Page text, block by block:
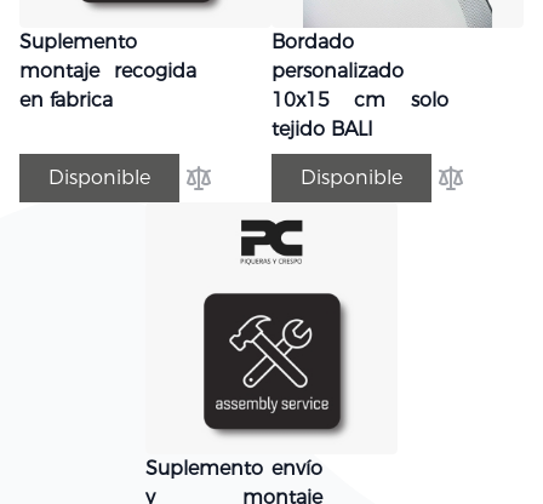
Suplemento
montaje recogida
en fabrica
Disponible
Añadir para comparar
Bordado
personalizado
10x15 cm solo
tejido BALI
Disponible
Añadir
Suplemento envío
y montaje